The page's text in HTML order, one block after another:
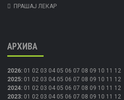
ПРАШАЈ ЛЕКАР
АРХИВА
2026: 01 02 03 04 05 06 07 08 09 10 11 12
2025: 01 02 03 04 05 06 07 08 09 10 11 12
2024: 01 02 03 04 05 06 07 08 09 10 11 12
2023: 01 02 03 04 05 06 07 08 09 10 11 12